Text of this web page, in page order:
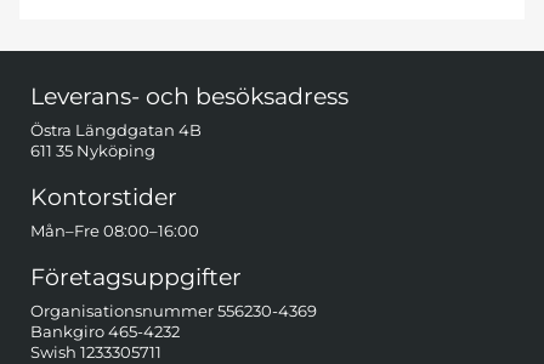
Leverans- och besöksadress
Östra Längdgatan 4B
611 35 Nyköping
Kontorstider
Mån–Fre 08:00–16:00
Företagsuppgifter
Organisationsnummer 556230-4369
Bankgiro 465-4232
Swish 1233305711